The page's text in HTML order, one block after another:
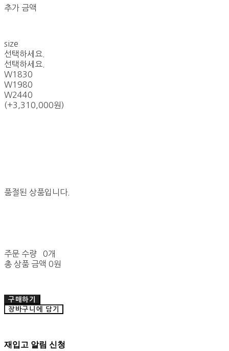
추가 금액
size
선택하세요.
선택하세요.
W1830
W1980
W2440
(+3,310,000원)
품절된 상품입니다.
주문 수량
0개
총 상품 금액 0원
구매하기
장바구니에 담기
재입고 알림 신청